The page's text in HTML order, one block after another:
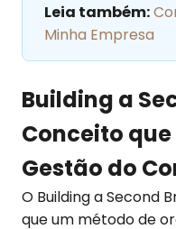
Leia também:
Minha Empresa
Building a
Conceito
Gestão do
O Building a Second
que um método de